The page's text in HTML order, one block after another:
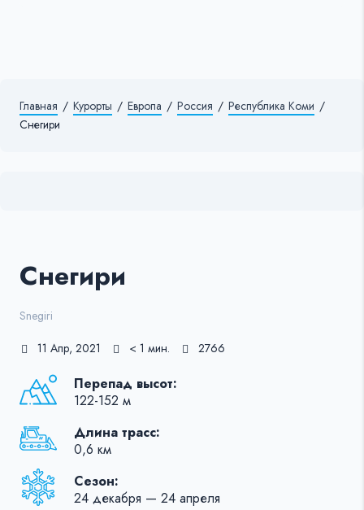
Главная / Курорты / Европа / Россия / Республика Коми /
Снегири
Снегири
Snegiri
11 Апр, 2021 < 1 мин. 2766
Перепад высот:
122-152 м
Длина трасс:
0,6 км
Сезон:
24 декабря — 24 апреля